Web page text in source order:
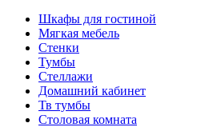
Шкафы для гостиной
Мягкая мебель
Стенки
Тумбы
Стеллажи
Домашний кабинет
Тв тумбы
Столовая комната